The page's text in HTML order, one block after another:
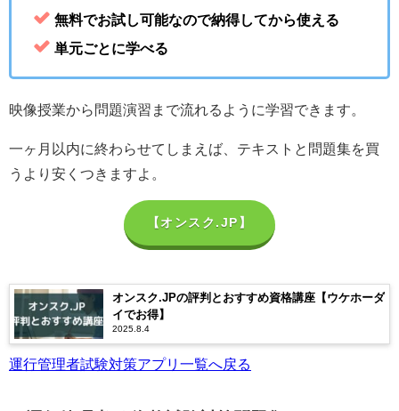
無料でお試し可能なので納得してから使える
単元ごとに学べる
映像授業から問題演習まで流れるように学習できます。
一ヶ月以内に終わらせてしまえば、テキストと問題集を買
うより安くつきますよ。
【オンスク.JP】
オンスク.JPの評判とおすすめ資格講座【ウケホーダ
イでお得】
2025.8.4
運行管理者試験対策アプリ一覧へ戻る